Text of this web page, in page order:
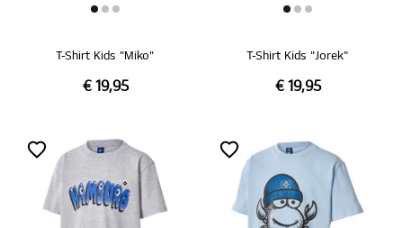
T-Shirt Kids "Miko"
€ 19,95
T-Shirt Kids "Jorek"
€ 19,95